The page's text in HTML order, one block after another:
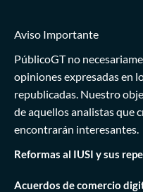
Aviso Importante
PúblicoGT no
opiniones expresadas en
republicadas. Nuestro
de aquellos analistas que
encontrarán interesantes.
Reformas al IUSI y sus
Acuerdos de comercio